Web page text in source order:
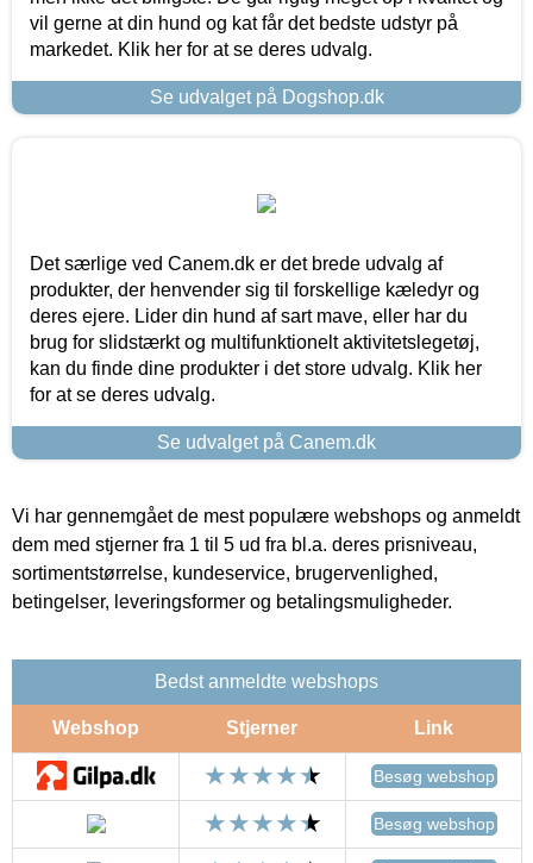
vil gerne at din hund og kat får det bedste udstyr på
markedet. Klik her for at se deres udvalg.
Se udvalget på Dogshop.dk
Det særlige ved Canem.dk er det brede udvalg af
produkter, der henvender sig til forskellige kæledyr og
deres ejere. Lider din hund af sart mave, eller har du
brug for slidstærkt og multifunktionelt aktivitetslegetøj,
kan du finde dine produkter i det store udvalg. Klik her
for at se deres udvalg.
Se udvalget på Canem.dk
Vi har gennemgået de mest populære webshops og anmeldt
dem med stjerner fra 1 til 5 ud fra bl.a. deres prisniveau,
sortimentstørrelse, kundeservice, brugervenlighed,
betingelser, leveringsformer og betalingsmuligheder.
Bedst anmeldte webshops
Webshop Stjerner Link
Besøg webshop
Besøg webshop